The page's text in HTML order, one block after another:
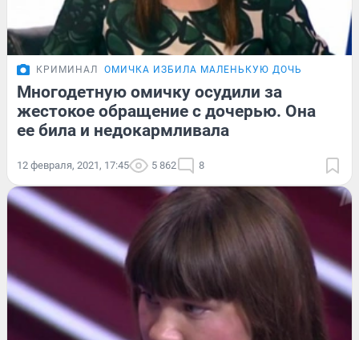
КРИМИНАЛ ОМИЧКА ИЗБИЛА МАЛЕНЬКУЮ ДОЧЬ
Многодетную омичку осудили за
жестокое обращение с дочерью. Она
ее била и недокармливала
12 февраля, 2021, 17:45 5 862 8